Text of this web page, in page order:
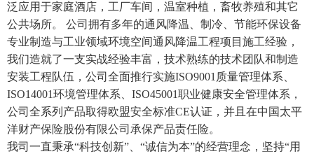
泛应用于家庭酒店，工厂车间，温室种植，畜牧养殖和其它
公共场所。 公司拥有多年的通风降温、制冷、节能环保设备
专业制造与工业领域环境空间通风降温工程项目施工经验，
我们造就了一支实战经验丰富，技术熟练的技术团队和制造
安装工程队伍，公司全面推行实施ISO9001质量管理体系、
ISO14001环境管理体系、ISO45001职业健康安全管理体系，
公司全系列产品取得欧盟安全标准CE认证，并且在中国太平
洋财产保险股份有限公司承保产品责任险。
我司一直秉承“科技创新”、“诚信为本”的经营理念，坚持“用